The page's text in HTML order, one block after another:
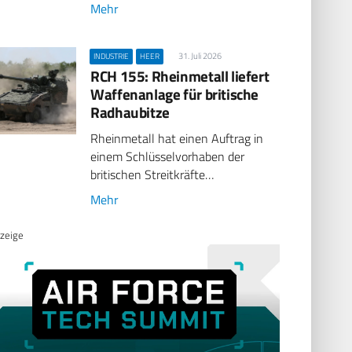
Mehr
INDUSTRIE HEER 31. Juli 2026
RCH 155: Rheinmetall liefert
Waffenanlage für britische
Radhaubitze
Rheinmetall hat einen Auftrag in
einem Schlüsselvorhaben der
britischen Streitkräfte…
Mehr